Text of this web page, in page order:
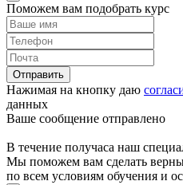
Поможем вам подобрать курс
Отправить
Нажимая на кнопку даю
данных
Ваше сообщение отправлено
В течение получаса наш
Мы поможем вам сделать
по всем условиям обучения и